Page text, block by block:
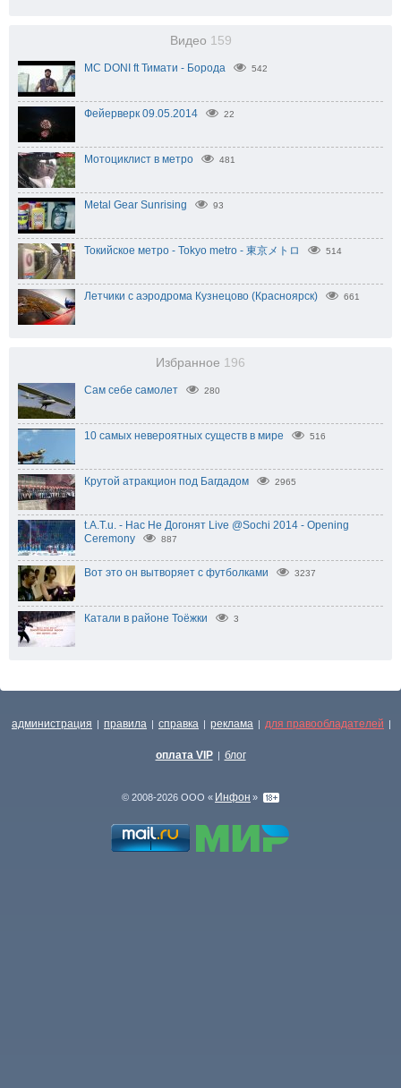
Видео 159
МС DONI ft Тимати - Борода 542
Фейерверк 09.05.2014 22
Мотоциклист в метро 481
Metal Gear Sunrising 93
Токийское метро - Tokyo metro - 東京メトロ 514
Летчики с аэродрома Кузнецово (Красноярск) 661
Избранное 196
Сам себе самолет 280
10 самых невероятных существ в мире 516
Крутой атракцион под Багдадом 2965
t.A.T.u. - Нас Не Догонят Live @Sochi 2014 - Opening
Ceremony
887
Вот это он вытворяет с футболками 3237
Катали в районе Тоёжки 3
администрация | правила | справка | реклама | для правообладателей |
оплата VIP | блог
© 2008-2026 ООО « Инфон »